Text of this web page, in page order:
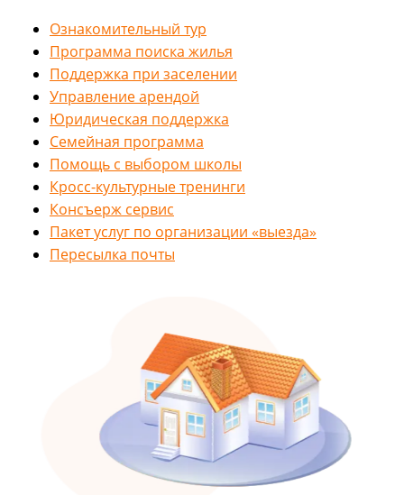
Ознакомительный тур
Программа поиска жилья
Поддержка при заселении
Управление арендой
Юридическая поддержка
Семейная программа
Помощь с выбором школы
Кросс-культурные тренинги
Консъерж сервис
Пакет услуг по организации «выезда»
Пересылка почты